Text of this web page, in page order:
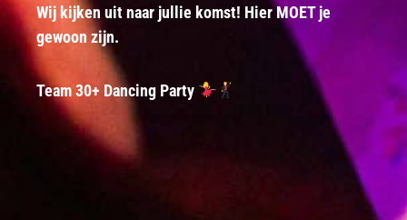
Wij kijken uit naar jullie komst! Hier MOET je
gewoon zijn.
Team 30+ Dancing Party